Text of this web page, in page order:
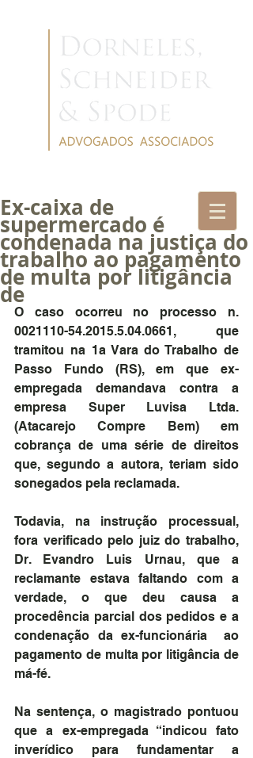
Ex-caixa de
supermercado é
condenada na justiça do
trabalho ao pagamento
de multa por litigância
de
O caso ocorreu no processo n.
0021110-54.2015.5.04.0661, que
tramitou na 1a Vara do Trabalho de
Passo Fundo (RS), em que ex-
empregada demandava contra a
empresa Super Luvisa Ltda.
(Atacarejo Compre Bem) em
cobrança de uma série de direitos
que, segundo a autora, teriam sido
sonegados pela reclamada.
Todavia, na instrução processual,
fora verificado pelo juiz do trabalho,
Dr. Evandro Luis Urnau, que a
reclamante estava faltando com a
verdade, o que deu causa a
procedência parcial dos pedidos e a
condenação da ex-funcionária  ao
pagamento de multa por litigância de
má-fé.
Na sentença, o magistrado pontuou
que a ex-empregada “indicou fato
inverídico para fundamentar a